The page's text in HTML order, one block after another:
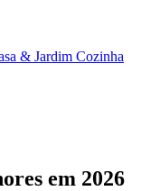
& Jardim Cozinha
em 2026